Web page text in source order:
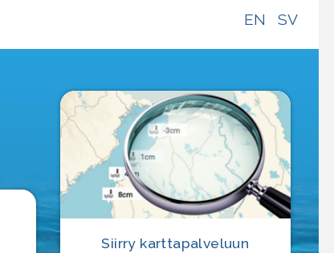
SV
EN
Siirry karttapalveluun